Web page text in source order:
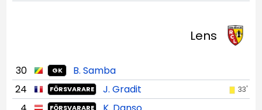
Lens
30 GK
B. Samba
24
FÖRSVARARE J. Gradit 33'
FÖRSVARARE